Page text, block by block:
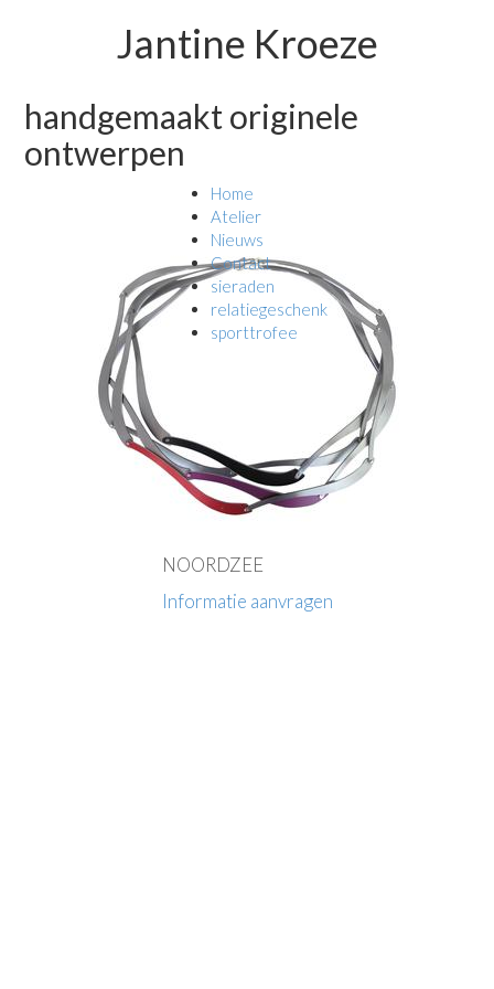
Jantine Kroeze
handgemaakt originele
ontwerpen
Home
Atelier
Nieuws
Contact
sieraden
relatiegeschenk
sporttrofee
NOORDZEE
Informatie aanvragen